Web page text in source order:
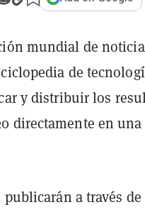
mundial de
de
y distribuir los
directamente en una
a través